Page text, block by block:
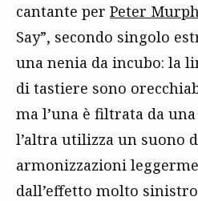
cantante per Peter
Say”, secondo singolo
una nenia da incubo: la
di tastiere sono
ma l’una è filtrata da
l’altra utilizza un suono
armonizzazioni
dall’effetto molto